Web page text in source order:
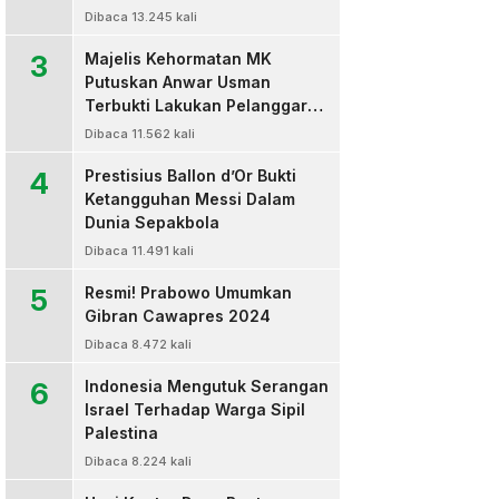
Dibaca 13.245 kali
3
Majelis Kehormatan MK
Putuskan Anwar Usman
Terbukti Lakukan Pelanggaran
Berat Kode Etik dan
Dibaca 11.562 kali
4
Prestisius Ballon d’Or Bukti
Ketangguhan Messi Dalam
Dunia Sepakbola
Dibaca 11.491 kali
5
Resmi! Prabowo Umumkan
Gibran Cawapres 2024
Dibaca 8.472 kali
6
Indonesia Mengutuk Serangan
Israel Terhadap Warga Sipil
Palestina
Dibaca 8.224 kali